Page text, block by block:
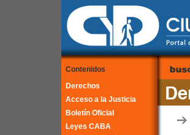
Contenidos
Derechos
Acceso a la Justicia
Boletín Oficial
Leyes CABA